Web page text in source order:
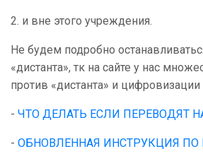
2. и вне этого учреждения.
Не будем подробно
«дистанта», тк на сайте у нас
против «дистанта» и
- ЧТО ДЕЛАТЬ ЕСЛИ ПЕРЕВОДЯТ
- ОБНОВЛЕННАЯ ИНСТРУКЦИЯ ПО